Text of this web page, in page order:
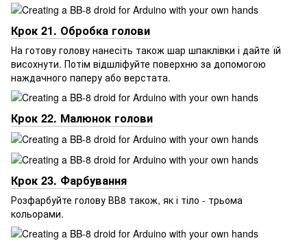
Крок 21. Обробка голови
На готову голову нанесіть також шар шпаклівки і дайте їй
висохнути. Потім відшліфуйте поверхню за допомогою
наждачного паперу або верстата.
Крок 22. Малюнок голови
Крок 23. Фарбування
Розфарбуйте голову ВВ8 також, як і тіло - трьома
кольорами.